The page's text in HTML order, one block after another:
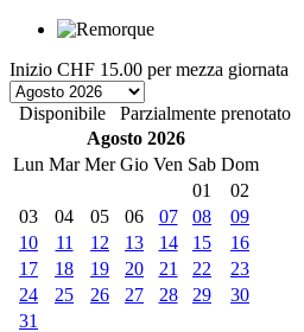
Inizio CHF 15.00 per mezza giornata
Disponibile Parzialmente prenotato
Agosto 2026
Lun Mar Mer Gio Ven Sab Dom
01
02
03
04 05 06 07 08
09
10
11 12 13 14 15
16
17
18 19 20 21 22
23
24
25 26 27 28 29
30
31